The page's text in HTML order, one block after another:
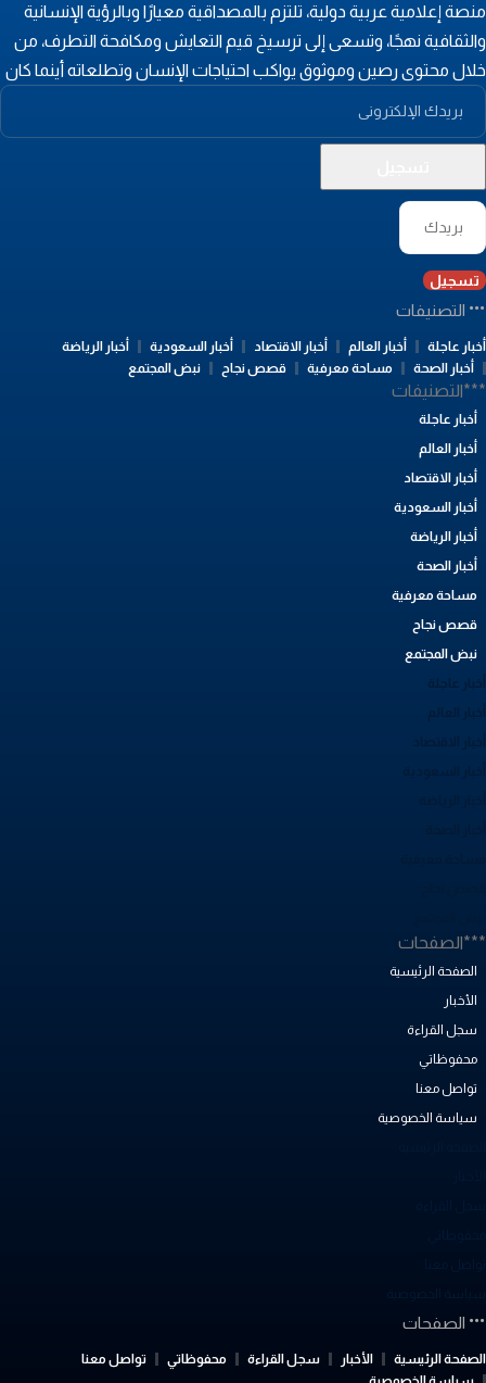
إعلامية عربية دولية، تلتزم بالمصداقية معيارًا وبالرؤية الإنسانية
نهجًا، وتسعى إلى ترسيخ قيم التعايش ومكافحة التطرف، من
محتوى رصين وموثوق يواكب احتياجات الإنسان وتطلعاته أينما كان
تسجيل
التصنيفات
عاجلة أخبار العالم أخبار الاقتصاد أخبار السعودية
أخبار الرياضة
أخبار الصحة
مساحة معرفية قصص نجاح نبض المجتمع
أخبار عاجلة
أخبار العالم
أخبار الاقتصاد
أخبار السعودية
أخبار الرياضة
أخبار الصحة
مساحة معرفية
قصص نجاح
نبض المجتمع
عاجلة
العالم
الاقتصاد
الصفحة الرئيسية
الأخبار
سجل القراءة
محفوظاتي
تواصل معنا
سياسة الخصوصية
الخصوصية
الصفحات
الرئيسية الأخبار سجل القراءة محفوظاتي
تواصل معنا